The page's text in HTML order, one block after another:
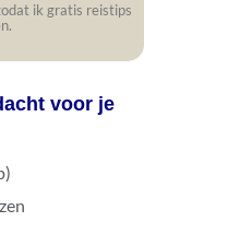
ik gratis reistips
voor je